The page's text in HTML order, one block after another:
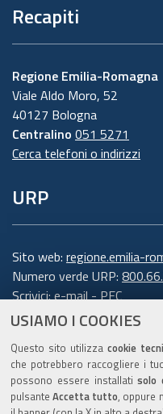
USIAMO I COOKIES
Questo sito utilizza cookie
che potrebbero raccogliere i
possono essere installatisolo
pulsanteAccetta tutto, oppure
Recapiti
Regione Emilia-Romagna
Viale Aldo Moro, 52
40127 Bologna
Centralino 051 5271
Cerca telefoni o indirizzi
URP
Sito web: regione.emilia-
Numero verde URP:
Scrivici:e-mail-PEC
Trasparenza
Amministrazione